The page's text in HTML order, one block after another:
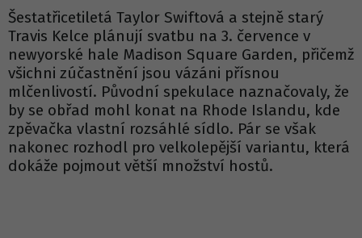
Šestatřicetiletá Taylor Swiftová a stejně starý
Travis Kelce plánují svatbu na 3. července v
newyorské hale Madison Square Garden, přičemž
všichni zúčastnění jsou vázáni přísnou
mlčenlivostí. Původní spekulace naznačovaly, že
by se obřad mohl konat na Rhode Islandu, kde
zpěvačka vlastní rozsáhlé sídlo. Pár se však
nakonec rozhodl pro velkolepější variantu, která
dokáže pojmout větší množství hostů.